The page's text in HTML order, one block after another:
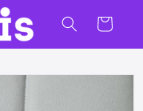
Carrito